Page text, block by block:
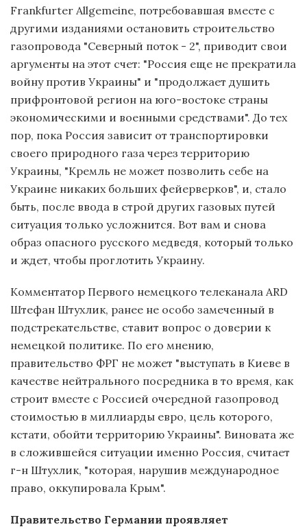
Frankfurter Allgemeine, потребовавшая вместе с
другими изданиями остановить строительство
газопровода "Северный поток - 2", приводит свои
аргументы на этот счет: "Россия еще не прекратила
войну против Украины" и "продолжает душить
прифронтовой регион на юго-востоке страны
экономическими и военными средствами". До тех
пор, пока Россия зависит от транспортировки
своего природного газа через территорию
Украины, "Кремль не может позволить себе на
Украине никаких больших фейерверков", и, стало
быть, после ввода в строй других газовых путей
ситуация только усложнится. Вот вам и снова
образ опасного русского медведя, который только
и ждет, чтобы проглотить Украину.
Комментатор Первого немецкого телеканала ARD
Штефан Штухлик, ранее не особо замеченный в
подстрекательстве, ставит вопрос о доверии к
немецкой политике. По его мнению,
правительство ФРГ не может "выступать в Киеве в
качестве нейтрального посредника в то время, как
строит вместе с Россией очередной газопровод
стоимостью в миллиарды евро, цель которого,
кстати, обойти территорию Украины". Виновата же
в сложившейся ситуации именно Россия, считает
г-н Штухлик, "которая, нарушив международное
право, оккупировала Крым".
Правительство Германии проявляет